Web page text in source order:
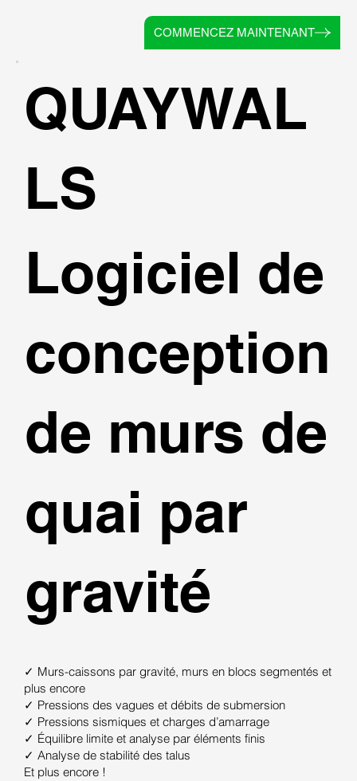
COMMENCEZ MAINTENANT
QUAYWAL
LS
Logiciel de
conception
de murs de
quai par
gravité
✓ Murs-caissons par gravité, murs en blocs segmentés et
plus encore
✓ Pressions des vagues et débits de submersion
✓ Pressions sismiques et charges d’amarrage
✓ Équilibre limite et analyse par éléments finis
✓ Analyse de stabilité des talus
Et plus encore !